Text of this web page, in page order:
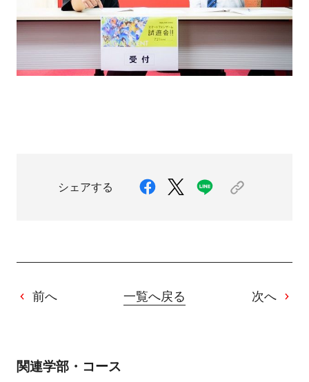
シェアする
前へ 一覧へ戻る 次へ
関連学部・コース